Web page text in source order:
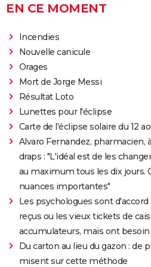
EN CE MOMENT
Incendies
Nouvelle canicule
Orages
Mort de Jorge Messi
Résultat Loto
Lunettes pour l'éclipse
Carte de l'éclipse solaire du 12
Alvaro Fernandez, pharmacien,
draps : "L'idéal est de les
au maximum tous les dix jours.
nuances importantes"
Les psychologues sont
reçus ou les vieux tickets de
accumulateurs, mais ont
Du carton au lieu du gazon : de
misent sur cette méthode